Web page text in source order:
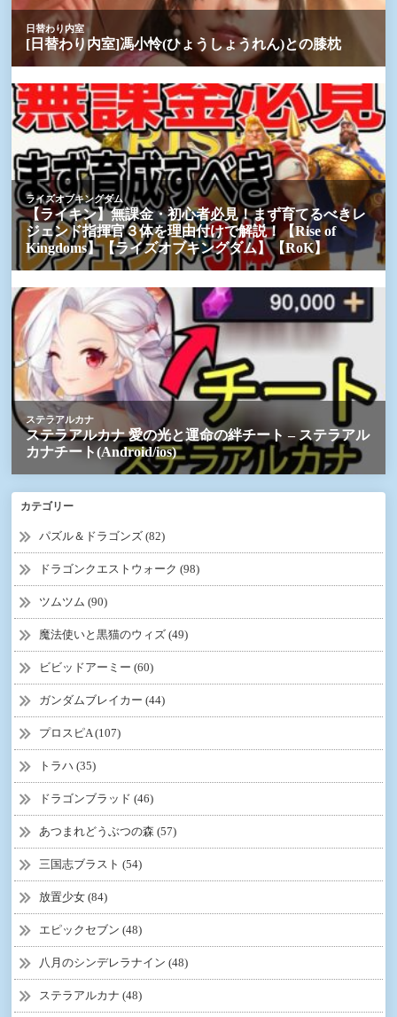
カテゴリー
パズル＆ドラゴンズ (82)
ドラゴンクエストウォーク (98)
ツムツム (90)
魔法使いと黒猫のウィズ (49)
ビビッドアーミー (60)
ガンダムブレイカー (44)
プロスピA (107)
トラハ (35)
ドラゴンブラッド (46)
あつまれどうぶつの森 (57)
三国志ブラスト (54)
放置少女 (84)
エピックセブン (48)
八月のシンデレラナイン (48)
ステラアルカナ (48)